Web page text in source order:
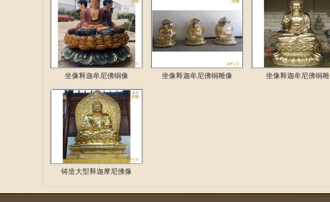
坐像释迦牟尼佛铜像 坐像释迦牟尼佛铜雕像 坐像释迦牟尼佛铜雕
铸造大型释迦摩尼佛像